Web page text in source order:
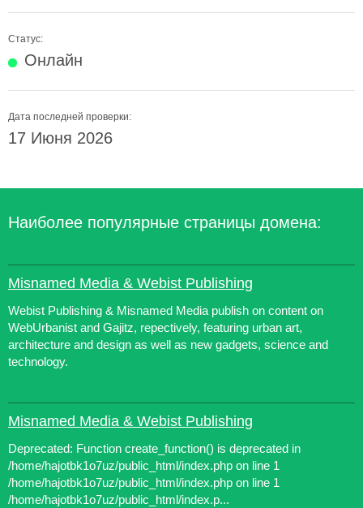
Статус:
Онлайн
Дата последней проверки:
17 Июня 2026
Наиболее популярные страницы домена:
Misnamed Media & Webist Publishing
Webist Publishing & Misnamed Media publish on content on
WebUrbanist and Gajitz, repectively, featuring urban art,
architecture and design as well as new gadgets, science and
technology.
Misnamed Media & Webist Publishing
Deprecated: Function create_function() is deprecated in
/home/hajotbk1o7uz/public_html/index.php on line 1
/home/hajotbk1o7uz/public_html/index.php on line 1
/home/hajotbk1o7uz/public_html/index.p...